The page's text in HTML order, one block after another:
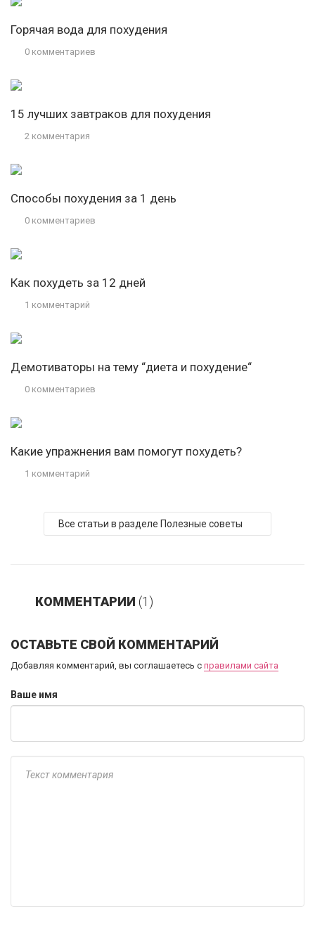
Горячая вода для похудения
0 комментариев
15 лучших завтраков для похудения
2 комментария
Способы похудения за 1 день
0 комментариев
Как похудеть за 12 дней
1 комментарий
Демотиваторы на тему “диета и похудение“
0 комментариев
Какие упражнения вам помогут похудеть?
1 комментарий
Все статьи в разделе Полезные советы
КОММЕНТАРИИ (1)
ОСТАВЬТЕ СВОЙ КОММЕНТАРИЙ
Добавляя комментарий, вы соглашаетесь с правилами сайта
Ваше имя